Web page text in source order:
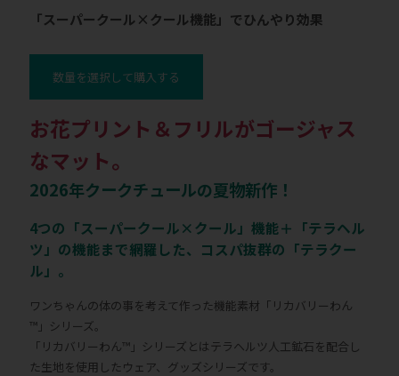
「スーパークール×クール機能」でひんやり効果
数量を選択して購入する
お花プリント＆フリルがゴージャス
なマット。
2026年クークチュールの夏物新作！
4つの「スーパークール×クール」機能＋「テラヘル
ツ」の機能まで網羅した、コスパ抜群の「テラクー
ル」。
ワンちゃんの体の事を考えて作った機能素材「リカバリーわん
™」シリーズ。
「リカバリーわん™」シリーズとはテラヘルツ人工鉱石を配合し
た生地を使用したウェア、グッズシリーズです。